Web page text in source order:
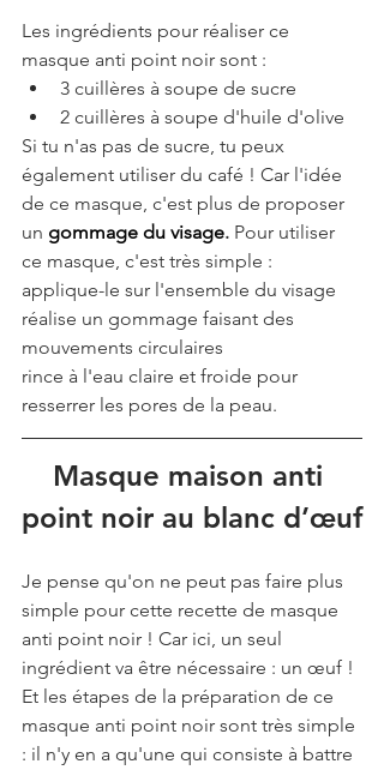
Les ingrédients pour réaliser ce
masque anti point noir sont :
3 cuillères à soupe de sucre
2 cuillères à soupe d'huile d'olive
Si tu n'as pas de sucre, tu peux
également utiliser du café ! Car l'idée
de ce masque, c'est plus de proposer
un gommage du visage. Pour utiliser
ce masque, c'est très simple :
applique-le sur l'ensemble du visage
réalise un gommage faisant des
mouvements circulaires
rince à l'eau claire et froide pour
resserrer les pores de la peau.
Masque maison anti
point noir au blanc d’œuf
Je pense qu'on ne peut pas faire plus
simple pour cette recette de masque
anti point noir ! Car ici, un seul
ingrédient va être nécessaire : un œuf !
Et les étapes de la préparation de ce
masque anti point noir sont très simple
: il n'y en a qu'une qui consiste à battre